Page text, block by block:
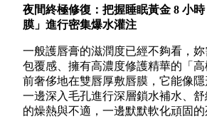
夜間終極修復：把握睡眠黃金 8 小
膜」進行密集爆水灌注
一般護唇膏的滋潤度已經不夠看，
包覆感、擁有高濃度修護精華的「
前奢侈地在雙唇厚敷唇膜，它能像隱
一邊深入毛孔進行深層鎖水補水、
的燥熱與不適，一邊默默軟化頑固